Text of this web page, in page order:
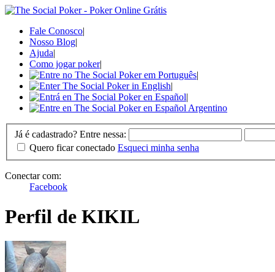
Fale Conosco|
Nosso Blog|
Ajuda|
Como jogar poker|
|
|
|
Já é cadastrado? Entre nessa:
Quero ficar conectado Esqueci minha senha
Conectar com:
Facebook
Perfil de KIKIL